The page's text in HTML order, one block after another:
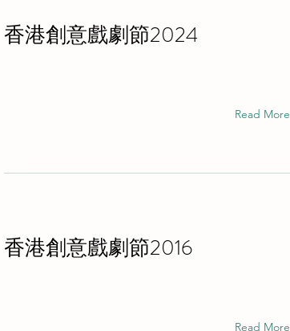
香港創意戲劇節2024
Read More
香港創意戲劇節2016
Read More